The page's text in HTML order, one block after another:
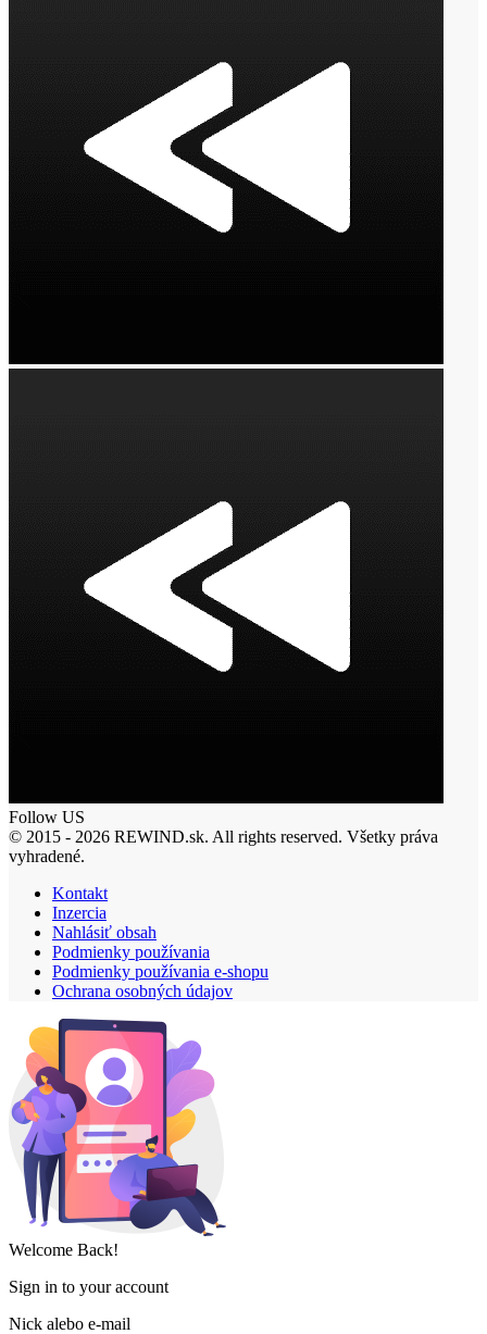
Follow US
© 2015 - 2026 REWIND.sk. All rights reserved. Všetky práva
vyhradené.
Kontakt
Inzercia
Nahlásiť obsah
Podmienky používania
Podmienky používania e-shopu
Ochrana osobných údajov
Welcome Back!
Sign in to your account
Nick alebo e-mail